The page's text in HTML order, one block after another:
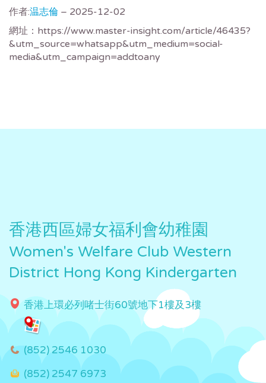
作者:温志倫 – 2025-12-02
網址：https://www.master-insight.com/article/46435?
&utm_source=whatsapp&utm_medium=social-
media&utm_campaign=addtoany
香港西區婦女福利會幼稚園
Women's Welfare Club Western
District Hong Kong Kindergarten
香港上環必列啫士街60號地下1樓及3樓
(852) 2546 1030
(852) 2547 6973